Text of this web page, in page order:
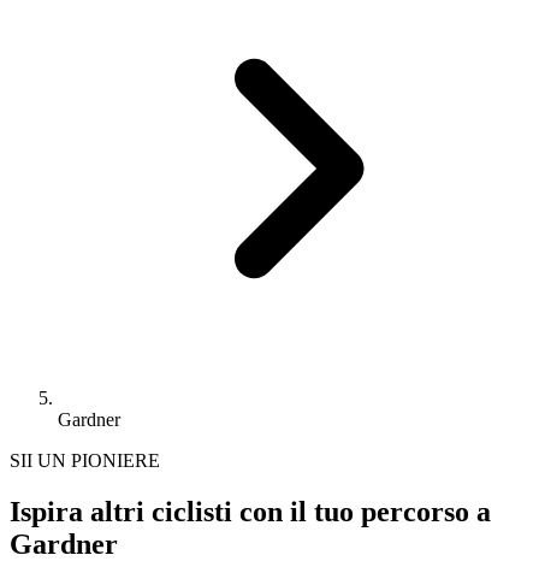
Gardner
SII UN PIONIERE
Ispira altri ciclisti con il tuo percorso a
Gardner